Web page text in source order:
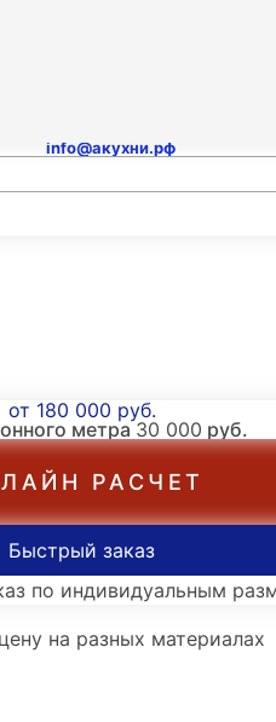
info@акухни.рф
от 180 000 руб.
метра30 000 руб.
РАСЧЕТ
Быстрый заказ
по индивидуальным
на разных материалах